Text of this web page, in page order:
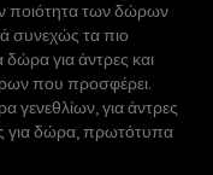
ποιότητα των δώρων
συνεχώς τα πιο
για άντρες και
που προσφέρει.
γενεθλίων, για άντρες
για δώρα, πρωτότυπα